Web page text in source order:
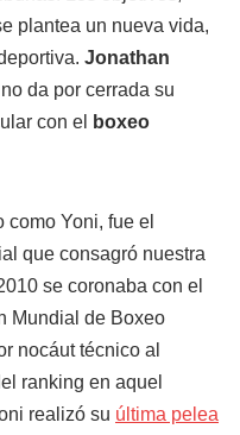
plantea un nueva vida,
Jonathan
da por cerrada su
con el
boxeo
como Yoni, fue el
que consagró nuestra
se coronaba con el
Mundial de Boxeo
nocáut técnico al
ranking en aquel
realizó su última pelea